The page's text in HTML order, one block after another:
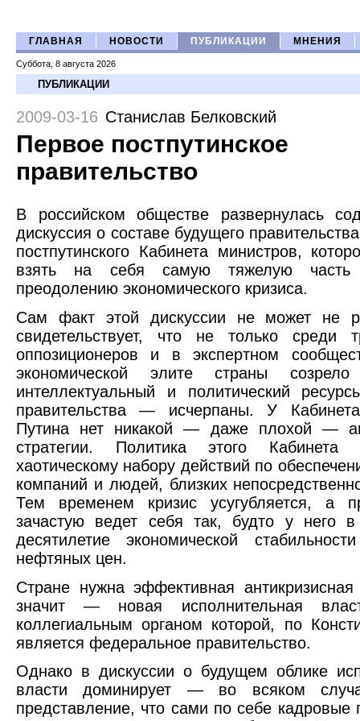
ГЛАВНАЯ НОВОСТИ ПУБЛИКАЦИИ МНЕНИЯ
Суббота, 8 августа 2026
ПУБЛИКАЦИИ
2009-03-16 Станислав Белковский
Первое постпутинское
правительство
В российском обществе развернулась
дискуссия о составе будущего
постпутинского Кабинета министров,
взять на себя самую тяжелую
преодолению экономического кризиса.
Сам факт этой дискуссии не может не
свидетельствует, что не только среди
оппозиционеров и в экспертном
экономической элите страны созрело
интеллектуальный и политический
правительства — исчерпаны. У
Путина нет никакой — даже плохой —
стратегии. Политика этого Кабинета
хаотическому набору действий по
компаний и людей, близких
Тем временем кризис усугубляется, а
зачастую ведет себя так, будто у него
десятилетие экономической
нефтяных цен.
Стране нужна эффективная антикризисная
значит — новая исполнительная
коллегиальным органом которой, по
является федеральное правительство.
Однако в дискуссии о будущем облике
власти доминирует — во всяком
представление, что сами по себе кадровые